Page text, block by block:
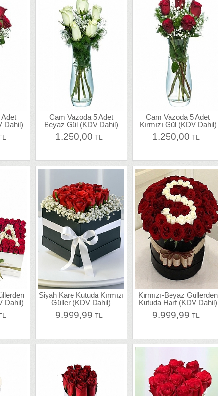
Adet
Dahil)
Cam Vazoda 5 Adet
Beyaz Gül (KDV Dahil)
1.250,00 TL
Cam Vazoda 5 Adet
Kırmızı Gül (KDV Dahil)
1.250,00 TL
Dahil)
Siyah Kare Kutuda Kırmızı
Güller (KDV Dahil)
9.999,99 TL
Kırmızı-Beyaz Güllerden
Kutuda Harf (KDV Dahil)
9.999,99 TL